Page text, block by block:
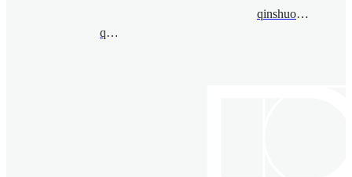
qiji@bimsa.cn
qinshuo@bimsa.cn